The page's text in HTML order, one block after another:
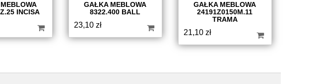
INCISA
GAŁKA MEBLOWA
8322.400 BALL
23,10 zł
GAŁKA MEBLOWA
24191Z0150M.11
TRAMA
21,10 zł